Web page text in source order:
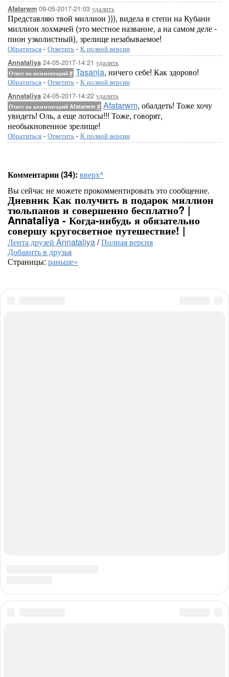
Afatarwm 09-05-2017-21:03 удалить
Представляю твой миллион ))), видела в степи на Кубани
миллион лохмачей (это местное название, а на самом деле -
пион узколистный), зрелище незабываемое!
Обратиться - Ответить - К полной версии
Annataliya 24-05-2017-14:21 удалить
Ответ на комментарий # Tasanja, ничего себе! Как здорово!
Обратиться - Ответить - К полной версии
Annataliya 24-05-2017-14:22 удалить
Ответ на комментарий Afatarwm # Afatarwm, обалдеть! Тоже хочу
увидеть! Оль, а еще лотосы!!! Тоже, говорят,
необыкновенное зрелище!
Обратиться - Ответить - К полной версии
Комментарии (34): вверх^
Вы сейчас не можете прокомментировать это сообщение.
Дневник Как получить в подарок миллион
тюльпанов и совершенно бесплатно? |
Annataliya - Когда-нибудь я обязательно
совершу кругосветное путешествие! |
Лента друзей Annataliya/Полная версия
Добавить в друзья
Страницы: раньше»